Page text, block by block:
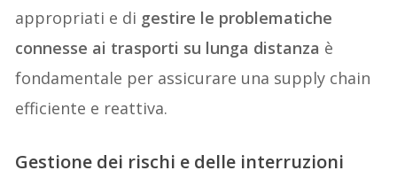
appropriati e di gestire le problematiche
connesse ai trasporti su lunga distanza è
fondamentale per assicurare una supply chain
efficiente e reattiva.
Gestione dei rischi e delle interruzioni